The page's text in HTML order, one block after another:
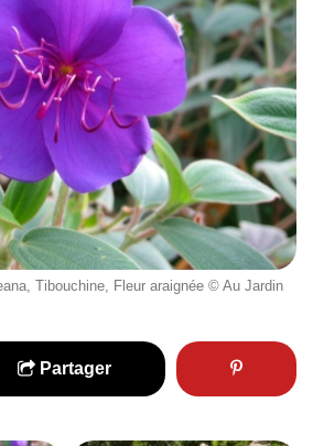
Tibouchine, Fleur araignée © Au Jardin
Partager